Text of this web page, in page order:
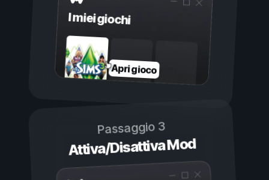
I miei giochi
Apri gioco
Passaggio 3
Attiva/Disattiva Mod